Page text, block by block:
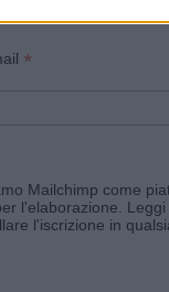
di Gallura
*
Mailchimp come
l'elaborazione.
l'iscrizione in